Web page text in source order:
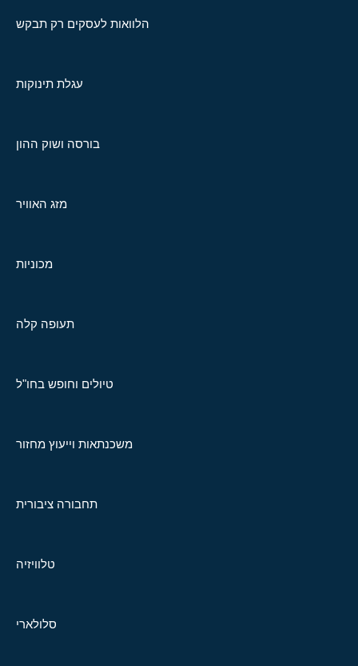
הלוואות לעסקים רק תבקש
עגלת תינוקות
בורסה ושוק ההון
מזג האוויר
מכוניות
תעופה קלה
טיולים וחופש בחו"ל
משכנתאות וייעוץ מחזור
תחבורה ציבורית
טלוויזיה
סלולארי